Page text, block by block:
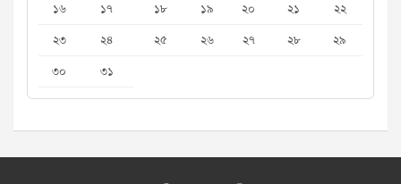
১৬
১৭ ১৮ ১৯ ২০ ২১
২২
২৩
২৪ ২৫ ২৬ ২৭ ২৮
২৯
৩০
৩১